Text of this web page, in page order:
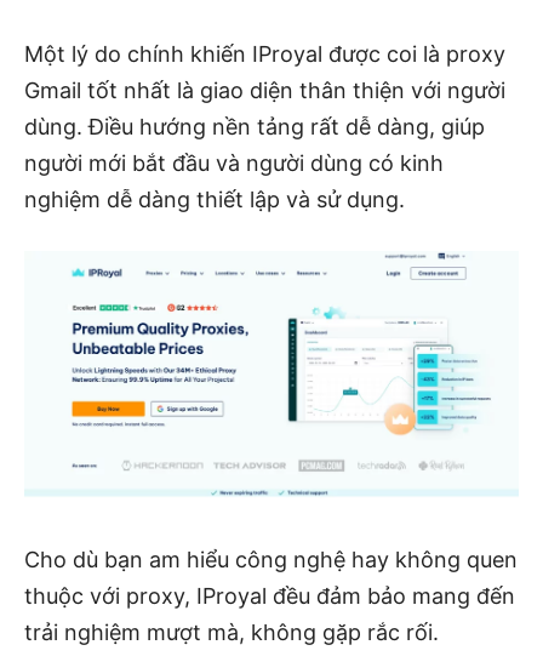
Một lý do chính khiến IProyal được coi là proxy
Gmail tốt nhất là giao diện thân thiện với người
dùng. Điều hướng nền tảng rất dễ dàng, giúp
người mới bắt đầu và người dùng có kinh
nghiệm dễ dàng thiết lập và sử dụng.
Cho dù bạn am hiểu công nghệ hay không quen
thuộc với proxy, IProyal đều đảm bảo mang đến
trải nghiệm mượt mà, không gặp rắc rối.